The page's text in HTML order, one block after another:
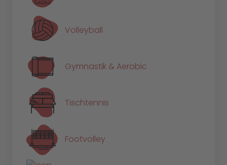
Volleyball
Gymnastik & Aerobic
Tischtennis
Footvolley